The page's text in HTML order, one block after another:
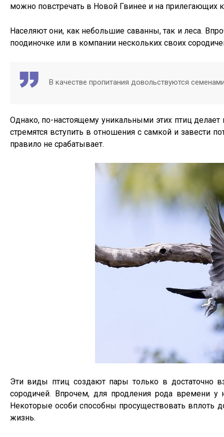
можно повстречать в Новой Гвинее и на прилегающих к
Населяют они, как небольшие саванны, так и леса.
поодиночке или в компании нескольких своих
В качестве пропитания довольствуются
Однако, по-настоящему уникальными этих птиц
стремятся вступить в отношения с самкой и завести
правило не срабатывает.
Эти виды птиц создают пары только в достаточно
сородичей. Впрочем, для продления рода времени у
Некоторые особи способны просуществовать
жизнь.